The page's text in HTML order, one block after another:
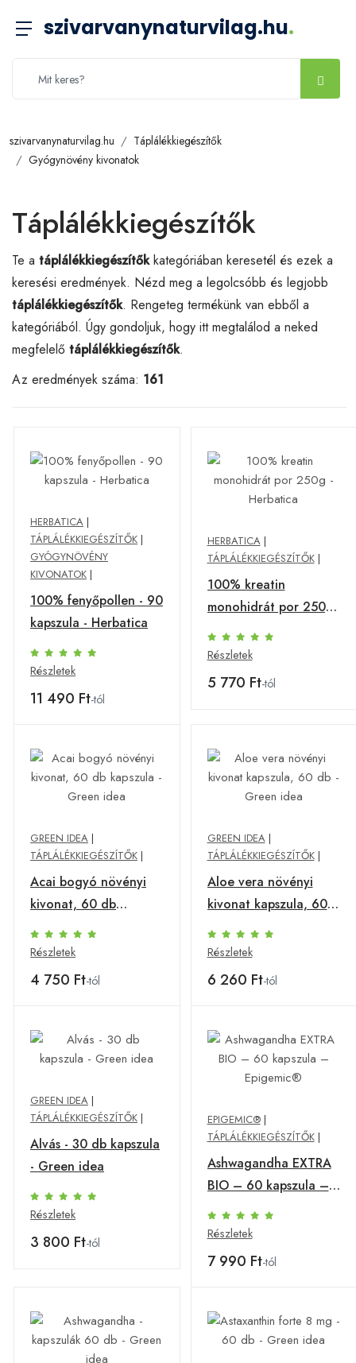
szivarvanynaturvilag.hu.
szivarvanynaturvilag.hu
Táplálékkiegészítők
Gyógynövény kivonatok
Táplálékkiegészítők
Te a táplálékkiegészítőkkategóriában keresetél és ezek a
keresési eredmények. Nézd meg a legolcsóbb és legjobb
táplálékkiegészítők. Rengeteg termékünk van ebből a
kategóriából. Úgy gondoljuk, hogy itt megtalálod a neked
megfelelő táplálékkiegészítők.
Az eredmények száma: 161
HERBATICA |
TÁPLÁLÉKKIEGÉSZÍTŐK |
GYÓGYNÖVÉNY
KIVONATOK |
100% fenyőpollen - 90
kapszula - Herbatica
Részletek
11 490 Ft-tól
HERBATICA|
TÁPLÁLÉKKIEGÉSZÍTŐK|
100% kreatin
monohidrát por 250g
- Herbatica
Részletek
5 770 Ft-tól
GREEN IDEA |
TÁPLÁLÉKKIEGÉSZÍTŐK |
Acai bogyó növényi
kivonat, 60 db
kapszula - Green idea
Részletek
4 750 Ft-tól
GREEN IDEA|
TÁPLÁLÉKKIEGÉSZÍTŐK|
Aloe vera növényi
kivonat kapszula, 60
db - Green idea
Részletek
6 260 Ft-tól
GREEN IDEA |
TÁPLÁLÉKKIEGÉSZÍTŐK |
Alvás - 30 db kapszula
- Green idea
Részletek
3 800 Ft-tól
EPIGEMIC®|
TÁPLÁLÉKKIEGÉSZÍTŐK|
Ashwagandha EXTRA
BIO – 60 kapszula –
Epigemic®
Részletek
7 990 Ft-tól